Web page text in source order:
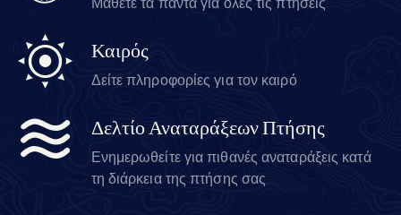
Καιρός
Δείτε πληροφορίες για τον καιρό
Δελτίο Αναταράξεων Πτήσης
Ενημερωθείτε για πιθανές αναταράξεις κατά
τη διάρκεια της πτήσης σας